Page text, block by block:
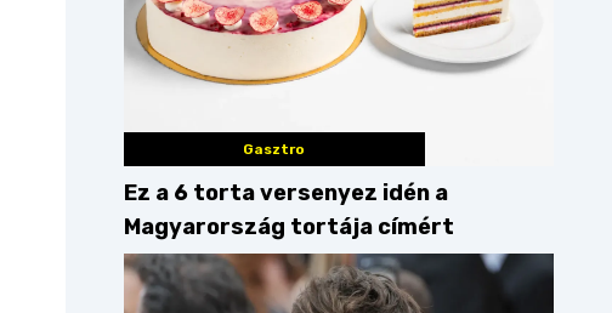
Gasztro
Ez a 6 torta versenyez idén a
Magyarország tortája címért